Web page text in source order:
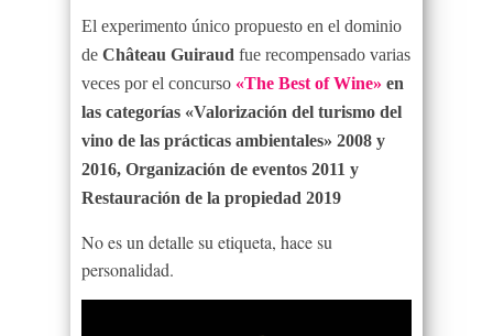
El experimento único propuesto en el dominio
de Château Guiraud fue recompensado varias
veces por el concurso «The Best of Wine» en
las categorías «Valorización del turismo del
vino de las prácticas ambientales» 2008 y
2016, Organización de eventos 2011 y
Restauración de la propiedad 2019
No es un detalle su etiqueta, hace su
personalidad.